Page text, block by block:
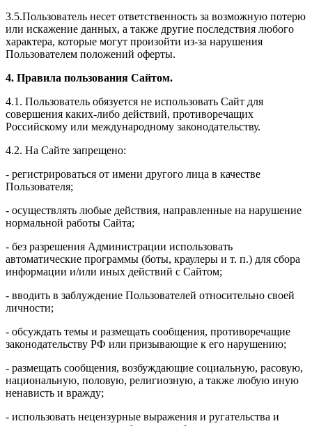
3.5.Пользователь несет ответственность за возможную потерю
или искажение данных, а также другие последствия любого
характера, которые могут произойти из-за нарушения
Пользователем положений оферты.
4. Правила пользования Сайтом.
4.1. Пользователь обязуется не использовать Сайт для
совершения каких-либо действий, противоречащих
Российскому или международному законодательству.
4.2. На Сайте запрещено:
- регистрироваться от имени другого лица в качестве
Пользователя;
- осуществлять любые действия, направленные на нарушение
нормальной работы Сайта;
- без разрешения Администрации использовать
автоматические программы (боты, краулеры и т. п.) для сбора
информации и/или иных действий с Сайтом;
- вводить в заблуждение Пользователей относительно своей
личности;
- обсуждать темы и размещать сообщения, противоречащие
законодательству РФ или призывающие к его нарушению;
- размещать сообщения, возбуждающие социальную, расовую,
национальную, половую, религиозную, а также любую иную
ненависть и вражду;
- использовать нецензурные выражения и ругательства и